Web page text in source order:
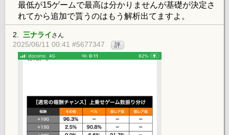
最低が15ゲームで最高は分かりませんが基礎が決定さ
れてから追加で貰うのはもう解析出てますよ。
2. 三ナライ さん
2025/06/11 00:41 #5677347 評